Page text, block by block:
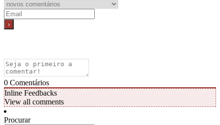
0 Comentários
Inline Feedbacks
View all comments
Procurar